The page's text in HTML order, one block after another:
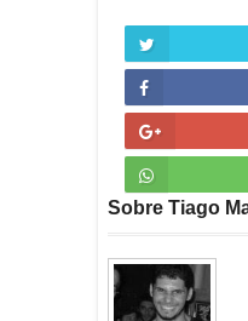
Sobre Tiago